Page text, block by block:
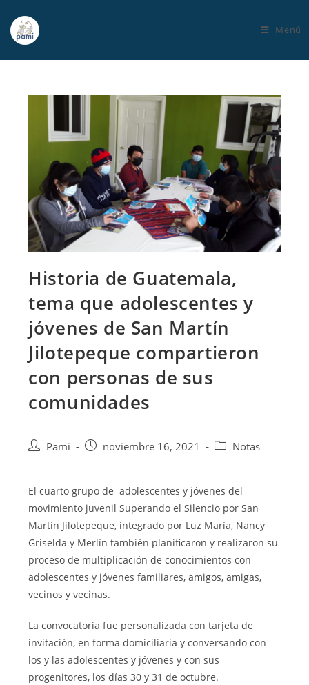
Menú
Historia de Guatemala,
tema que adolescentes y
jóvenes de San Martín
Jilotepeque compartieron
con personas de sus
comunidades
Pami noviembre 16, 2021 Notas
El cuarto grupo de adolescentes y jóvenes del
movimiento juvenil Superando el Silencio por San
Martín Jilotepeque, integrado por Luz María, Nancy
Griselda y Merlín también planificaron y realizaron su
proceso de multiplicación de conocimientos con
adolescentes y jóvenes familiares, amigos, amigas,
vecinos y vecinas.
La convocatoria fue personalizada con tarjeta de
invitación, en forma domiciliaria y conversando con
los y las adolescentes y jóvenes y con sus
progenitores, los días 30 y 31 de octubre.